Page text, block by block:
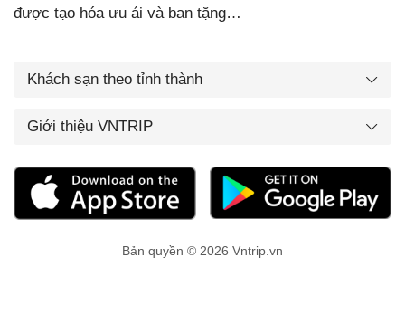
được tạo hóa ưu ái và ban tặng…
Khách sạn theo tỉnh thành
Giới thiệu VNTRIP
Bản quyền © 2026 Vntrip.vn